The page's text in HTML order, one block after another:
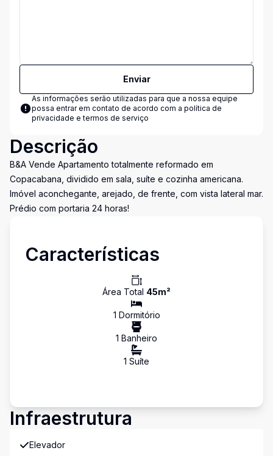
Enviar
As informações serão utilizadas para que a nossa equipe
possa entrar em contato de acordo com a política de
privacidade e termos de serviço
Descrição
B&A Vende Apartamento totalmente reformado em
Copacabana, dividido em sala, suíte e cozinha americana.
Imóvel aconchegante, arejado, de frente, com vista lateral mar.
Prédio com portaria 24 horas!
Características
Área Total 45m²
1 Dormitório
1 Banheiro
1 Suíte
Infraestrutura
Elevador